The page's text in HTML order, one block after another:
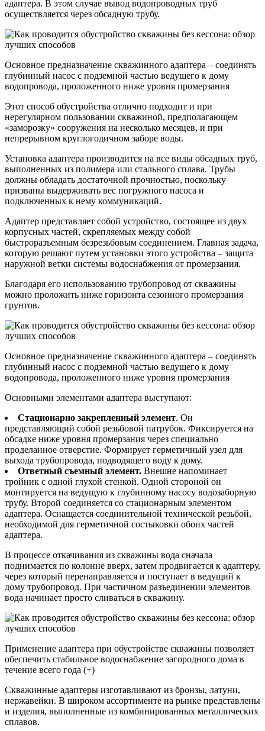
адаптера. В этом случае вывод водопроводных труб
осуществляется через обсадную трубу.
Основное предназначение скважинного адаптера – соединять
глубинный насос с подземной частью ведущего к дому
водопровода, проложенного ниже уровня промерзания
Этот способ обустройства отлично подходит и при
нерегулярном пользовании скважиной, предполагающем
«заморозку» сооружения на несколько месяцев, и при
непрерывном круглогодичном заборе воды.
Установка адаптера производится на все виды обсадных труб,
выполненных из полимера или стального сплава. Трубы
должны обладать достаточной прочностью, поскольку
призваны выдерживать вес погружного насоса и
подключенных к нему коммуникаций.
Адаптер представляет собой устройство, состоящее из двух
корпусных частей, скрепляемых между собой
быстроразъемным безрезьбовым соединением. Главная задача,
которую решают путем установки этого устройства – защита
наружной ветки системы водоснабжения от промерзания.
Благодаря его использованию трубопровод от скважины
можно проложить ниже горизонта сезонного промерзания
грунтов.
Основное предназначение скважинного адаптера – соединять
глубинный насос с подземной частью ведущего к дому
водопровода, проложенного ниже уровня промерзания
Основными элементами адаптера выступают:
Стационарно закрепленный элемент. Он
представляющий собой резьбовой патрубок. Фиксируется на
обсадке ниже уровня промерзания через специально
проделанное отверстие. Формирует герметичный узел для
выхода трубопровода, подводящего воду к дому.
Ответный съемный элемент. Внешне напоминает
тройник с одной глухой стенкой. Одной стороной он
монтируется на ведущую к глубинному насосу водозаборную
трубу. Второй соединяется со стационарным элементом
адаптера. Оснащается соединительной технической резьбой,
необходимой для герметичной состыковки обоих частей
адаптера.
В процессе откачивания из скважины вода сначала
поднимается по колонне вверх, затем продвигается к адаптеру,
через который перенаправляется и поступает в ведущий к
дому трубопровод. При частичном разъединении элементов
вода начинает просто сливаться в скважину.
Применение адаптера при обустройстве скважины позволяет
обеспечить стабильное водоснабжение загородного дома в
течение всего года (+)
Скважинные адаптеры изготавливают из бронзы, латуни,
нержавейки. В широком ассортименте на рынке представлены
и изделия, выполненные из комбинированных металлических
сплавов.